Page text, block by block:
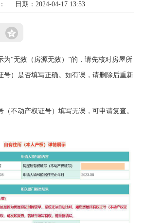
日期：2024-04-17 13:53
“无效（房源无效）”的，请先核对房屋所
号）是否填写正确。如有误，请删除后重新
不动产权证号）填写无误，可申请复查。